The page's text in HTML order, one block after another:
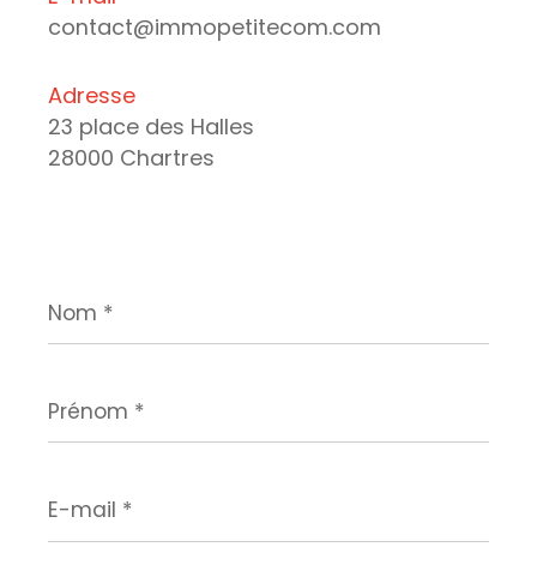
contact@immopetitecom.com
Adresse
23 place des Halles
28000 Chartres
*
*
mail
*